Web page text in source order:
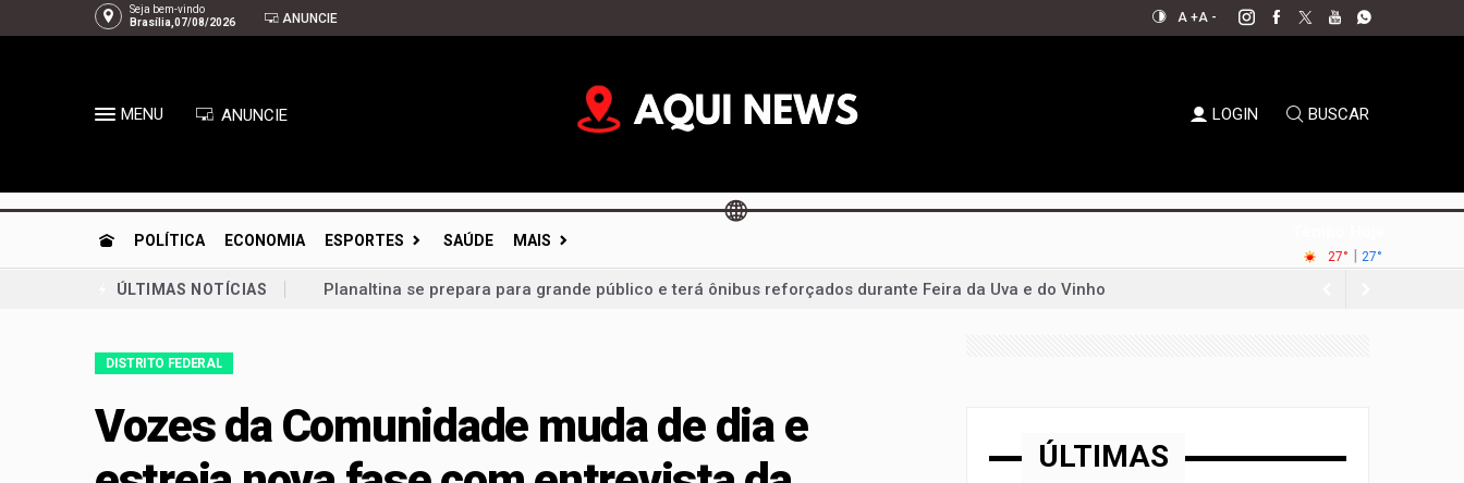
Seja bem-vindo
Brasília,07/08/2026
ANUNCIE A +A -
MENU ANUNCIE LOGIN BUSCAR
POLÍTICA ECONOMIA ESPORTES SAÚDE MAIS
27° | 27°
ÚLTIMAS NOTÍCIAS
Planaltina se prepara para grande público e terá ônibus reforçados durante Feira da Uva e do Vinho
Agosto Dourado: amamentação não é dever só da mãe; campanha cobra apoio de toda a sociedade
Arruda | À espera de um milagre da Justiça e de um vice: o desafio de Arruda para permanecer no jogo político
DISTRITO FEDERAL
Vozes da Comunidade muda de dia e
ÚLTIMAS